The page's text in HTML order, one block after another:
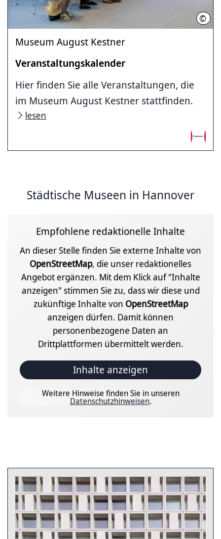
©
Museum August Kestner
Veranstaltungskalender
Hier finden Sie alle Veranstaltungen, die
im Museum August Kestner stattfinden.
lesen
Städtische Museen in Hannover
Empfohlene redaktionelle Inhalte
An dieser Stelle finden Sie externe Inhalte von
OpenStreetMap, die unser redaktionelles
Angebot ergänzen. Mit dem Klick auf "Inhalte
anzeigen" stimmen Sie zu, dass wir diese und
zukünftige Inhalte von OpenStreetMap
anzeigen dürfen. Damit können
personenbezogene Daten an
Drittplattformen übermittelt werden.
Inhalte anzeigen
Weitere Hinweise finden Sie in unseren
Datenschutzhinweisen.